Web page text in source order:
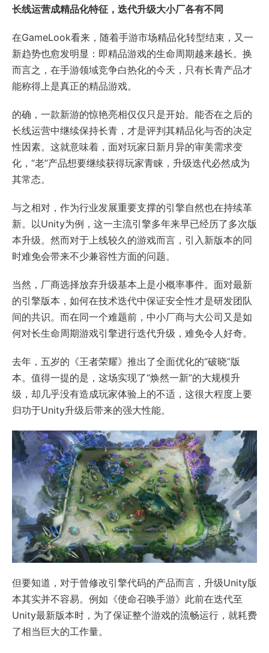
长线运营成精品化特征，迭代升级大小厂各有不同
在GameLook看来，随着手游市场精品化转型结束，又一
新趋势也愈发明显：即精品游戏的生命周期越来越长。换
而言之，在手游领域竞争白热化的今天，只有长青产品才
能称得上是真正的精品游戏。
的确，一款新游的惊艳亮相仅仅只是开始。能否在之后的
长线运营中继续保持长青，才是评判其精品化与否的决定
性因素。这就意味着，面对玩家日新月异的审美需求变
化，“老”产品想要继续获得玩家青睐，升级迭代必然成为
其常态。
与之相对，作为行业发展重要支撑的引擎自然也在持续革
新。以Unity为例，这一主流引擎多年来早已经历了多次版
本升级。然而对于上线较久的游戏而言，引入新版本的同
时难免会带来不少兼容性方面的问题。
当然，厂商选择放弃升级基本上是小概率事件。面对最新
的引擎版本，如何在技术迭代中保证安全性才是研发团队
间的共识。而在同一个难题前，中小厂商与大公司又是如
何对长生命周期游戏引擎进行迭代升级，难免令人好奇。
去年，五岁的《王者荣耀》推出了全面优化的“破晓”版
本。值得一提的是，这场实现了“焕然一新”的大规模升
级，却几乎没有造成玩家体验上的不适，这很大程度上要
归功于Unity升级后带来的强大性能。
但要知道，对于曾修改引擎代码的产品而言，升级Unity版
本其实并不容易。例如《使命召唤手游》此前在迭代至
Unity最新版本时，为了保证整个游戏的流畅运行，就耗费
了相当巨大的工作量。